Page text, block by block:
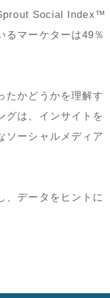
Social Index™
るマーケターは49％
たかどうかを理解す
グは、インサイトを
ソーシャルメディア
、データをヒントに